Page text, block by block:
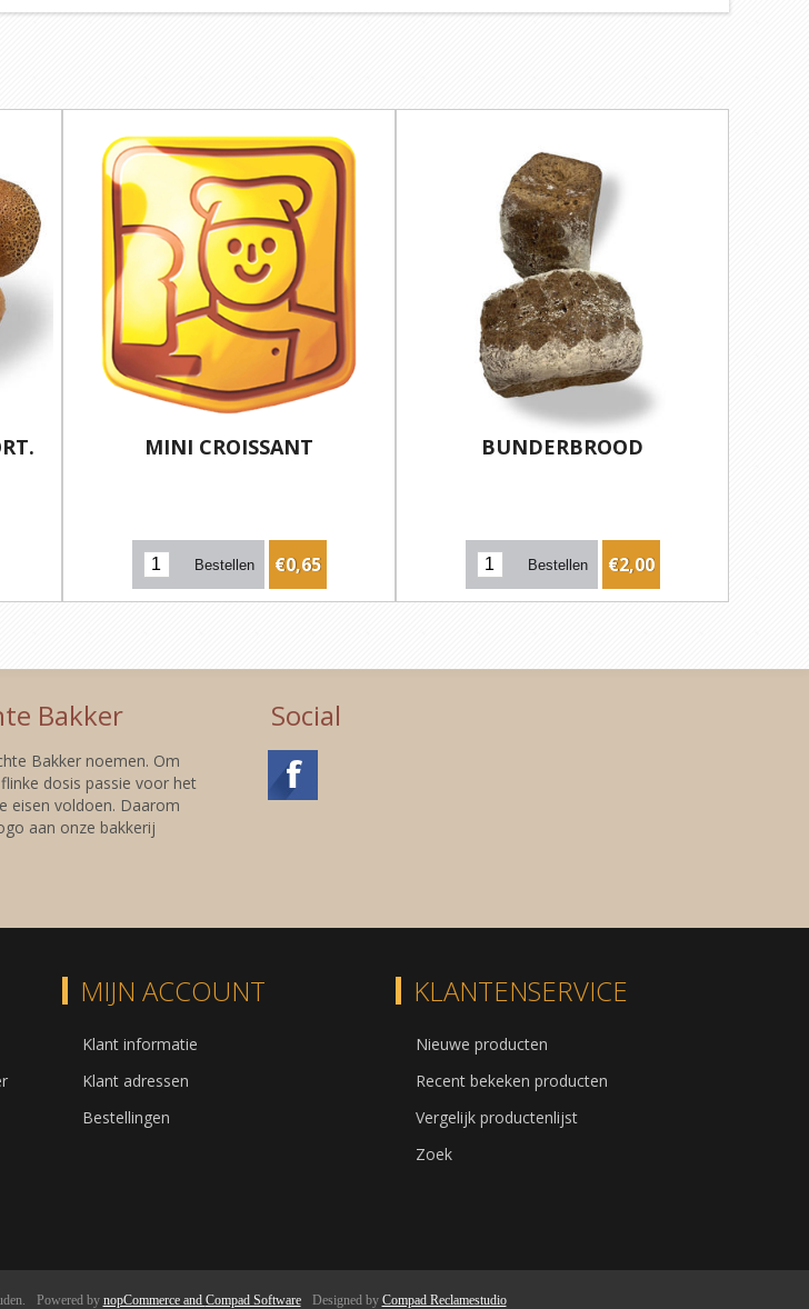
MINI CROISSANT
€0,65
BUNDERBROOD
€2,00
Bakker
Bakker noemen. Om
dosis passie voor het
eisen voldoen. Daarom
aan onze bakkerij
Social
MIJN ACCOUNT
Klant informatie
Klant adressen
Bestellingen
KLANTENSERVICE
Nieuwe producten
Recent bekeken producten
Vergelijk productenlijst
Zoek
Powered by nopCommerce and Compad Software Designed by Compad Reclamestudio